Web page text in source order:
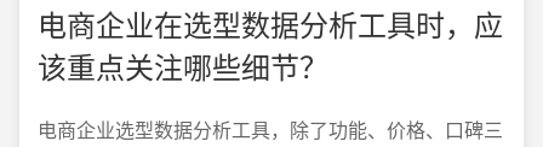
电商企业在选型数据分析工具时，应
该重点关注哪些细节？
电商企业选型数据分析工具，除了功能、价格、口碑三